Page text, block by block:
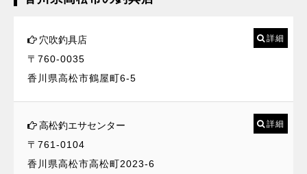
穴吹釣具店
〒760-0035
香川県高松市鶴屋町6-5
詳細
高松釣エサセンター
〒761-0104
香川県高松市高松町2023-6
詳細